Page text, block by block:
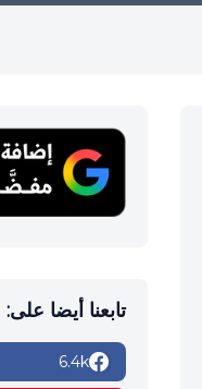
تابعنا أيضا على:
6.4k